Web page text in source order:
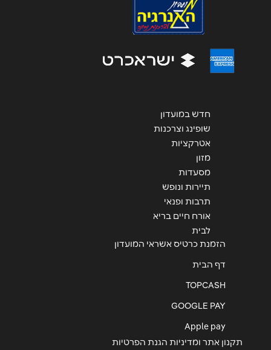
תחנה מרכזית ירושלים
02-5001179
האומן ירושלים האומן 30
02-6481072
באר שבע
תחנה מרכזית באר שבע
08-6846010
באר שבע
גרנד קניון באר שבע טוביהו 125
חדש במועדון
שופינג וצרכנות
אטרקציות
מזון
מסעדות
תיירות ונופש
תרבות ופנאי
אורח חיים בריא
לבית
הזמנת כרטיס אשראי המועדון
דף הבית
TOPCASH
GOOGLE PAY
Apple pay
תקנון אתר ומדיניות הגנת הפרטיות